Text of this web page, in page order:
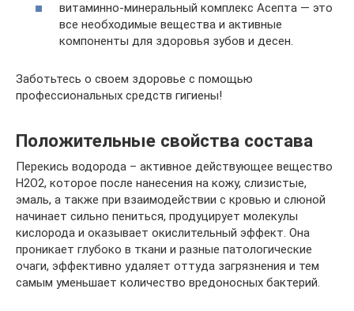
витаминно-минеральный комплекс Асепта — это
все необходимые вещества и активные
компоненты для здоровья зубов и десен.
Заботьтесь о своем здоровье с помощью
профессиональных средств гигиены!
Положительные свойства состава
Перекись водорода – активное действующее вещество
H2O2, которое после нанесения на кожу, слизистые,
эмаль, а также при взаимодействии с кровью и слюной
начинает сильно пениться, продуцирует молекулы
кислорода и оказывает окислительный эффект. Она
проникает глубоко в ткани и разные патологические
очаги, эффективно удаляет оттуда загрязнения и тем
самым уменьшает количество вредоносных бактерий.